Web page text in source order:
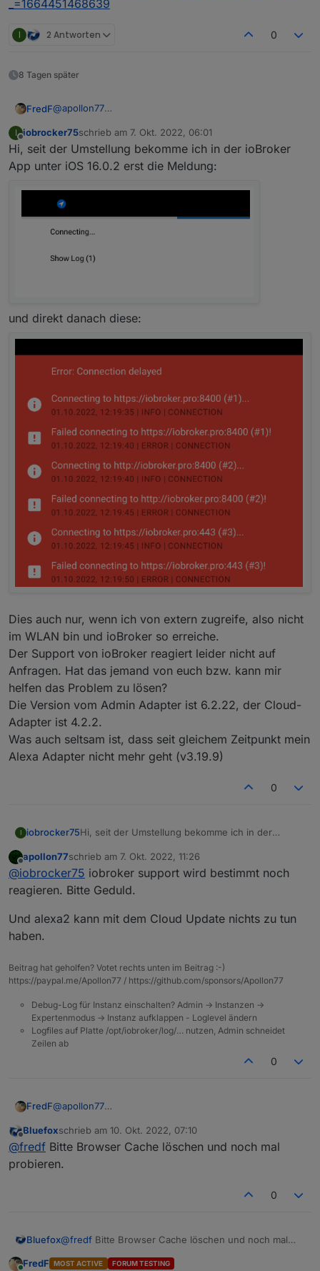
_=1664451468639
I 2 Antworten 0
8 Tagen später
FredF@apollon77
einstellen.
Keine Fehlermeldungen im Log.
Komt aus diesem Beitrag:
https://forum.iobroker.net/topic/58444/cloud-0-adapter-
fehlermeldung-admin-instance-not-defined?
I
Offline
iobrocker75schrieb am 7. Okt. 2022, 06:01
zuletzt editiert von
Hi, seit der Umstellung bekomme ich in der ioBroker
App unter iOS 16.0.2 erst die Meldung:
und direkt danach diese:
Dies auch nur, wenn ich von extern zugreife, also nicht
im WLAN bin und ioBroker so erreiche.
Der Support von ioBroker reagiert leider nicht auf
Anfragen. Hat das jemand von euch bzw. kann mir
helfen das Problem zu lösen?
Die Version vom Admin Adapter ist 6.2.22, der Cloud-
Adapter ist 4.2.2.
Was auch seltsam ist, dass seit gleichem Zeitpunkt mein
Alexa Adapter nicht mehr geht (v3.19.9)
0
I iobrocker75Hi, seit der Umstellung bekomme ich in der
und direkt danach diese:
Dies auch nur, wenn ich von extern zugreife, also
nicht im WLAN bin und ioBroker so erreiche.
Der Support von ioBroker reagiert leider nicht auf
helfen das Problem zu lösen?
Die Version vom Admin Adapter ist 6.2.22, der
mein Alexa Adapter nicht mehr geht (v3.19.9)
Offline
apollon77schrieb am 7. Okt. 2022, 11:26
zuletzt editiert von
@iobrocker75 iobroker support wird bestimmt noch
reagieren. Bitte Geduld.
Und alexa2 kann mit dem Cloud Update nichts zu tun
haben.
Beitrag hat geholfen? Votet rechts unten im Beitrag :-)
https://paypal.me/Apollon77 / https://github.com/sponsors/Apollon77
Debug-Log für Instanz einschalten? Admin -> Instanzen ->
Expertenmodus -> Instanz aufklappen - Loglevel ändern
Logfiles auf Platte /opt/iobroker/log/… nutzen, Admin schneidet
Zeilen ab
0
FredF@apollon77
einstellen.
Keine Fehlermeldungen im Log.
Komt aus diesem Beitrag:
https://forum.iobroker.net/topic/58444/cloud-0-adapter-
fehlermeldung-admin-instance-not-defined?
Offline
Bluefoxschrieb am 10. Okt. 2022, 07:10
zuletzt editiert von
@fredf Bitte Browser Cache löschen und noch mal
probieren.
0
Bluefox@fredf Bitte Browser Cache löschen und noch mal
FredF MOST ACTIVE FORUM TESTING